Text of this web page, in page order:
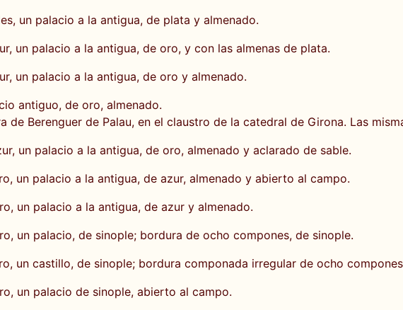
un palacio a la antigua, de plata y almenado.
un palacio a la antigua, de oro, y con las almenas de plata.
un palacio a la antigua, de oro y almenado.
antiguo, de oro, almenado.
de Berenguer de Palau, en el claustro de la catedral de Girona. Las
un palacio a la antigua, de oro, almenado y aclarado de sable.
un palacio a la antigua, de azur, almenado y abierto al campo.
un palacio a la antigua, de azur y almenado.
un palacio, de sinople; bordura de ocho compones, de sinople.
un castillo, de sinople; bordura componada irregular de ocho
un palacio de sinople, abierto al campo.